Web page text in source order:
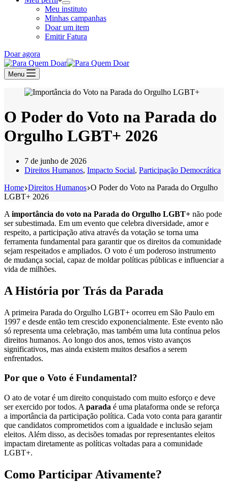
Meu instituto
Minhas campanhas
Doar um item
Emitir Fatura
Doar agora
Menu
O Poder do Voto na Parada do
Orgulho LGBT+ 2026
7 de junho de 2026
Direitos Humanos, Impacto Social, Participação Democrática
Home Direitos Humanos O Poder do Voto na Parada do Orgulho
LGBT+ 2026
A importância do voto na Parada do Orgulho LGBT+ não pode
ser subestimada. Em um evento que celebra diversidade, amor e
respeito, a participação ativa através da votação se torna uma
ferramenta fundamental para garantir que os direitos da comunidade
sejam respeitados e ampliados. O voto é um poderoso instrumento
de mudança social, capaz de moldar políticas públicas e influenciar a
vida de milhões.
A História por Trás da Parada
A primeira Parada do Orgulho LGBT+ ocorreu em São Paulo em
1997 e desde então tem crescido exponencialmente. Este evento não
só representa uma celebração, mas também uma luta contínua pelos
direitos humanos. Ao longo dos anos, temos visto avanços
significativos, mas ainda existem muitos desafios a serem
enfrentados.
Por que o Voto é Fundamental?
O ato de votar é um direito conquistado com muito esforço e deve
ser exercido por todos. A parada é uma plataforma onde se reforça
a importância da participação política. Cada voto conta para garantir
que candidatos comprometidos com a igualdade e inclusão sejam
eleitos. Além disso, as decisões tomadas por representantes eleitos
impactam diretamente as políticas voltadas para a comunidade
LGBT+.
Como Participar Ativamente?